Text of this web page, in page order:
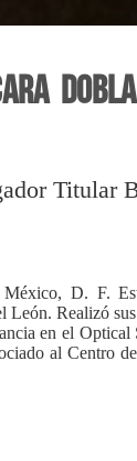
Titular
D. F.
León. Realizó
en el
al Centro